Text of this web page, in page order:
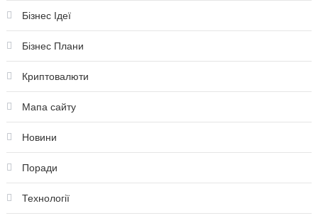
Бізнес Ідеї
Бізнес Плани
Криптовалюти
Мапа сайту
Новини
Поради
Технології